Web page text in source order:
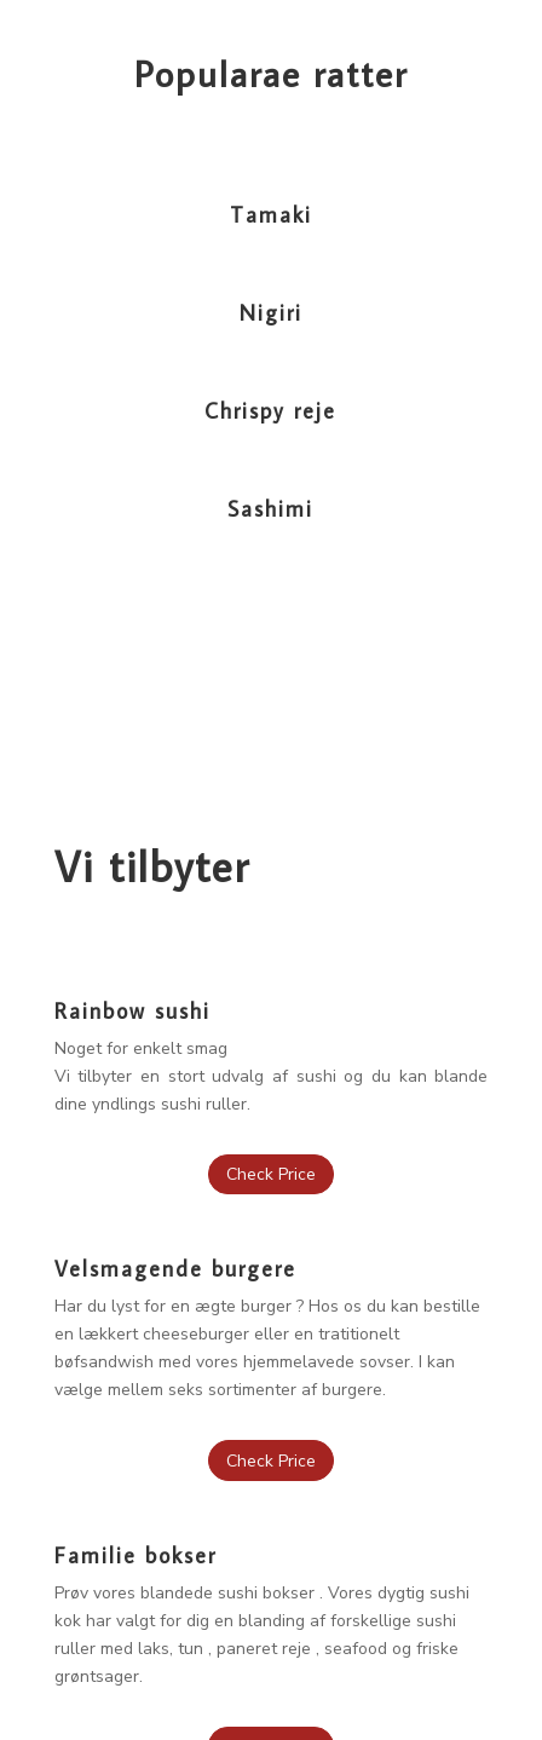
Popularae ratter
Tamaki
Nigiri
Chrispy reje
Sashimi
Vi tilbyter
Rainbow sushi
Noget for enkelt smag
Vi tilbyter en stort udvalg af sushi og du kan blande
dine yndlings sushi ruller.
Check Price
Velsmagende burgere
Har du lyst for en ægte burger ? Hos os du kan bestille
en lækkert cheeseburger eller en tratitionelt
bøfsandwish med vores hjemmelavede sovser. I kan
vælge mellem seks sortimenter af burgere.
Check Price
Familie bokser
Prøv vores blandede sushi bokser . Vores dygtig sushi
kok har valgt for dig en blanding af forskellige sushi
ruller med laks, tun , paneret reje , seafood og friske
grøntsager.